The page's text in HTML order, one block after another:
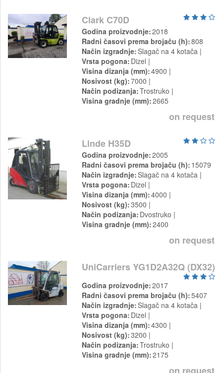
Clark C70D
Godina proizvodnje 2018
Radni časovi prema brojaču (h) 808
Način izgradnje Slagač na 4 kotača
Vrsta pogona Dizel
Visina dizanja (mm) 4900
Nosivost (kg) 7000
Način podizanja Trostruko
Visina gradnje (mm) 2665
on request
Linde H35D
Godina proizvodnje 2005
Radni časovi prema brojaču (h) 15079
Način izgradnje Slagač na 4 kotača
Vrsta pogona Dizel
Visina dizanja (mm) 4000
Nosivost (kg) 3500
Način podizanja Dvostruko
Visina gradnje (mm) 2400
on request
UniCarriers YG1D2A32Q (DX32)
Godina proizvodnje 2017
Radni časovi prema brojaču (h) 5407
Način izgradnje Slagač na 4 kotača
Vrsta pogona Dizel
Visina dizanja (mm) 4300
Nosivost (kg) 3200
Način podizanja Trostruko
Visina gradnje (mm) 2175